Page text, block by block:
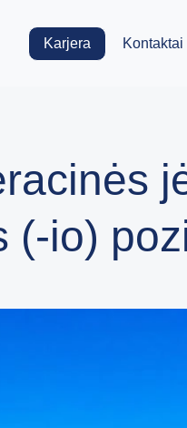
Karjera Kontaktai
(-io)